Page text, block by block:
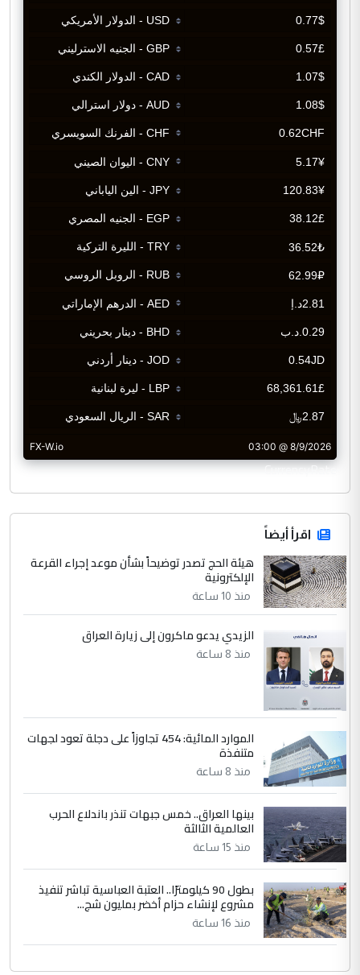
CurrencyRate
اقرأ أيضاً
هيئة الحج تصدر توضيحاً بشأن موعد إجراء القرعة
الإلكترونية
منذ 10 ساعة
الزيدي يدعو ماكرون إلى زيارة العراق
منذ 8 ساعة
الموارد المائية: 454 تجاوزاً على دجلة تعود لجهات
متنفذة
منذ 8 ساعة
بينها العراق.. خمس جبهات تنذر باندلاع الحرب
العالمية الثالثة
منذ 15 ساعة
بطول 90 كيلومترًا.. العتبة العباسية تباشر تنفيذ
مشروع لإنشاء حزام أخضر بمليون شج...
منذ 16 ساعة